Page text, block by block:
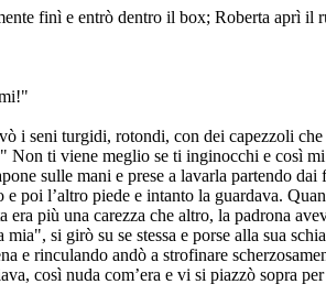
finì e entrò dentro il box; Roberta aprì il
i seni turgidi, rotondi, con dei capezzoli
Non ti viene meglio se ti inginocchi e così
sulle mani e prese a lavarla partendo
poi l’altro piede e intanto la guardava.
più una carezza che altro, la padrona
si girò su se stessa e porse alla sua
e rinculando andò a strofinare
così nuda com’era e vi si piazzò sopra